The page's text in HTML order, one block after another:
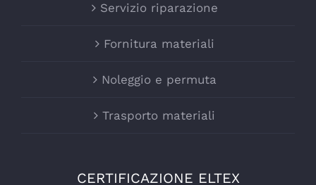
Servizio riparazione
Fornitura materiali
Noleggio e permuta
Trasporto materiali
CERTIFICAZIONE ELTEX